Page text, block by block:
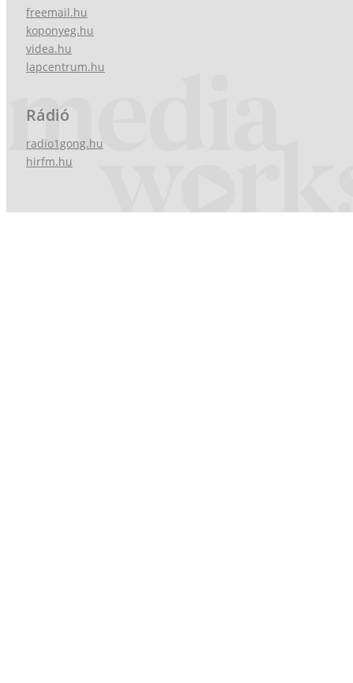
freemail.hu
koponyeg.hu
videa.hu
lapcentrum.hu
Rádió
radio1gong.hu
hirfm.hu